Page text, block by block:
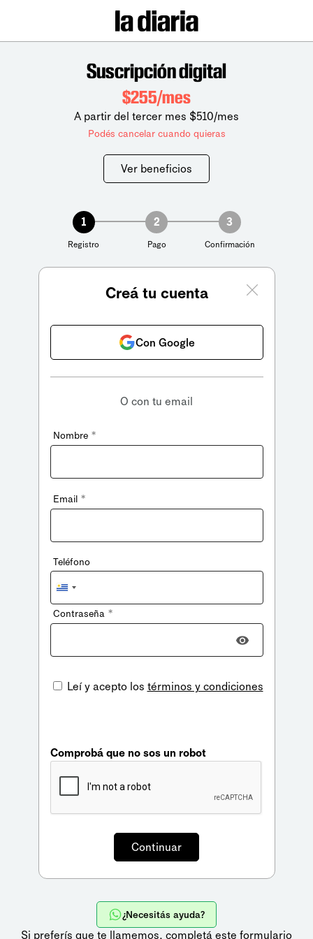
Suscripción digital
$255/mes
A partir del tercer mes $510/mes
Podés cancelar cuando quieras
Ver beneficios
1
Registro
2
Pago
3
Confirmación
Creá tu cuenta
Con Google
O con tu email
Nombre *
Email *
Teléfono
Uruguay
+598
Contraseña *
Leí y acepto los términos y condiciones
Comprobá que no sos un robot
¿Necesitás ayuda?
Si preferís que te llamemos, completá este formulario